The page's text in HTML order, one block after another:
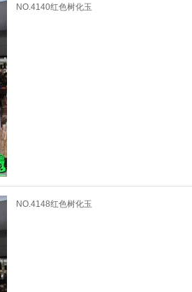
NO.4140红色树化玉
NO.4148红色树化玉